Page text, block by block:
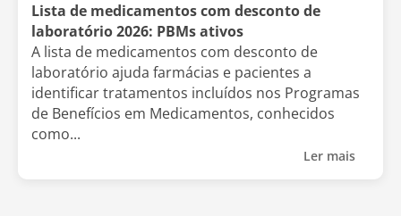
Lista de medicamentos com desconto de
laboratório 2026: PBMs ativos
A lista de medicamentos com desconto de
laboratório ajuda farmácias e pacientes a
identificar tratamentos incluídos nos Programas
de Benefícios em Medicamentos, conhecidos
como...
Ler mais